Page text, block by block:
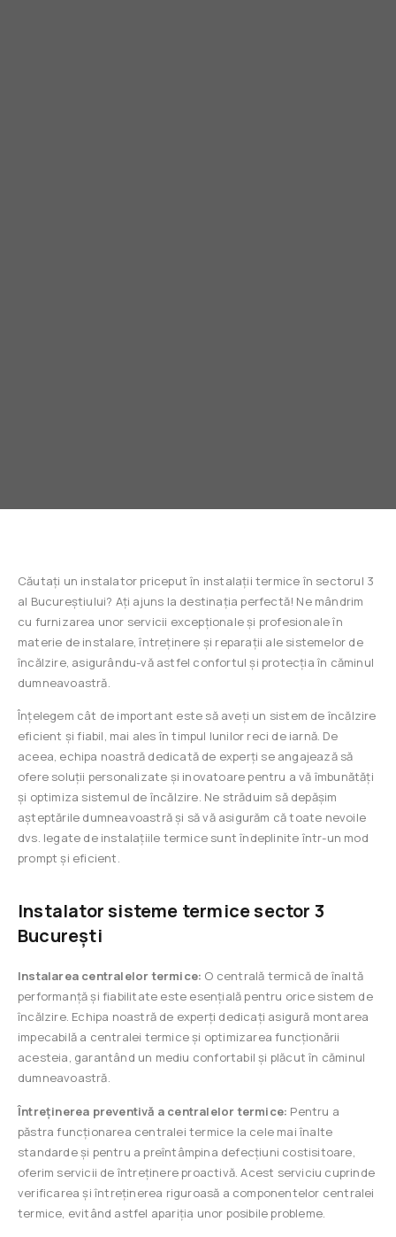
Căutați un instalator priceput în instalații termice în sectorul 3
al Bucureștiului? Ați ajuns la destinația perfectă! Ne mândrim
cu furnizarea unor servicii excepționale și profesionale în
materie de instalare, întreținere și reparații ale sistemelor de
încălzire, asigurându-vă astfel confortul și protecția în căminul
dumneavoastră.
Înțelegem cât de important este să aveți un sistem de încălzire
eficient și fiabil, mai ales în timpul lunilor reci de iarnă. De
aceea, echipa noastră dedicată de experți se angajează să
ofere soluții personalizate și inovatoare pentru a vă îmbunătăți
și optimiza sistemul de încălzire. Ne străduim să depășim
așteptările dumneavoastră și să vă asigurăm că toate nevoile
dvs. legate de instalațiile termice sunt îndeplinite într-un mod
prompt și eficient.
Instalator sisteme termice sector 3
București
Instalarea centralelor termice: O centrală termică de înaltă
performanță și fiabilitate este esențială pentru orice sistem de
încălzire. Echipa noastră de experți dedicați asigură montarea
impecabilă a centralei termice și optimizarea funcționării
acesteia, garantând un mediu confortabil și plăcut în căminul
dumneavoastră.
Întreținerea preventivă a centralelor termice: Pentru a
păstra funcționarea centralei termice la cele mai înalte
standarde și pentru a preîntâmpina defecțiuni costisitoare,
oferim servicii de întreținere proactivă. Acest serviciu cuprinde
verificarea și întreținerea riguroasă a componentelor centralei
termice, evitând astfel apariția unor posibile probleme.